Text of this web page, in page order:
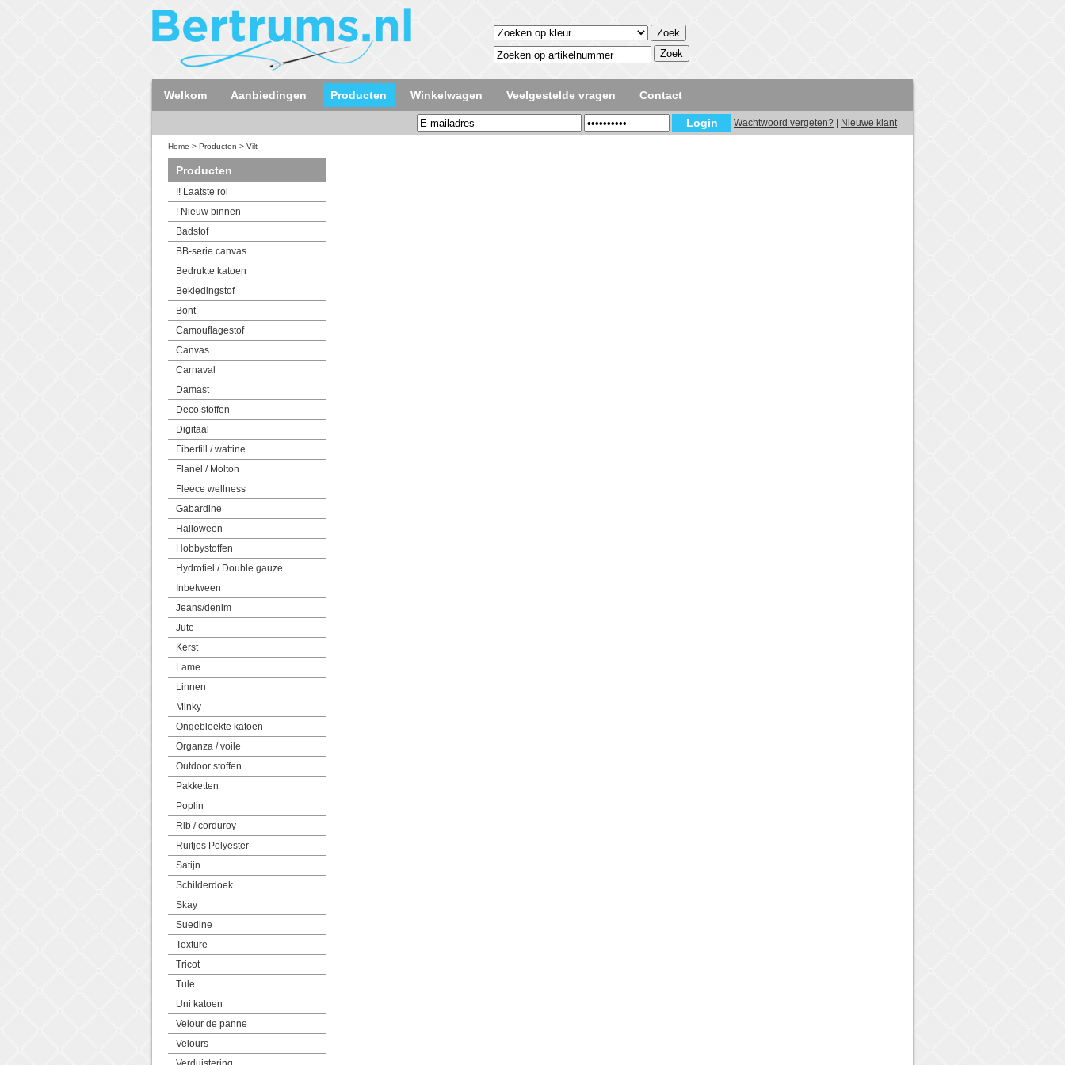
Welkom Aanbiedingen Producten Winkelwagen Veelgestelde vragen Contact
Wachtwoord vergeten? Nieuwe klant
Home > Producten > Vilt
Producten
!! Laatste rol
! Nieuw binnen
Badstof
BB-serie canvas
Bedrukte katoen
Bekledingstof
Bont
Camouflagestof
Canvas
Carnaval
Damast
Deco stoffen
Digitaal
Fiberfill / wattine
Flanel / Molton
Fleece wellness
Gabardine
Halloween
Hobbystoffen
Hydrofiel / Double gauze
Inbetween
Jeans/denim
Jute
Kerst
Lame
Linnen
Minky
Ongebleekte katoen
Organza / voile
Outdoor stoffen
Pakketten
Poplin
Rib / corduroy
Ruitjes Polyester
Satijn
Schilderdoek
Skay
Suedine
Texture
Tricot
Tule
Uni katoen
Velour de panne
Velours